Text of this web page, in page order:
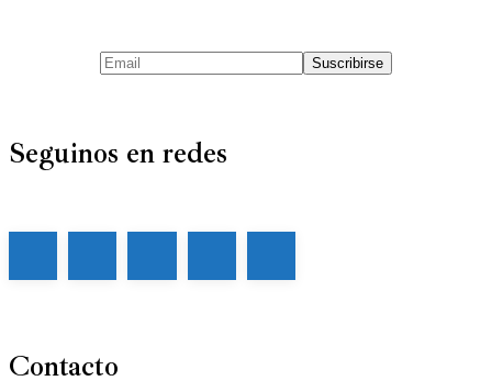
Seguinos en redes
Contacto